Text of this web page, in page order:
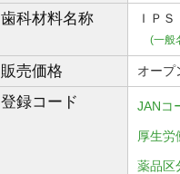
歯科材料名称 ＩＰ
(一般
販売価格 オープ
登録コード JANコ
厚生
薬品